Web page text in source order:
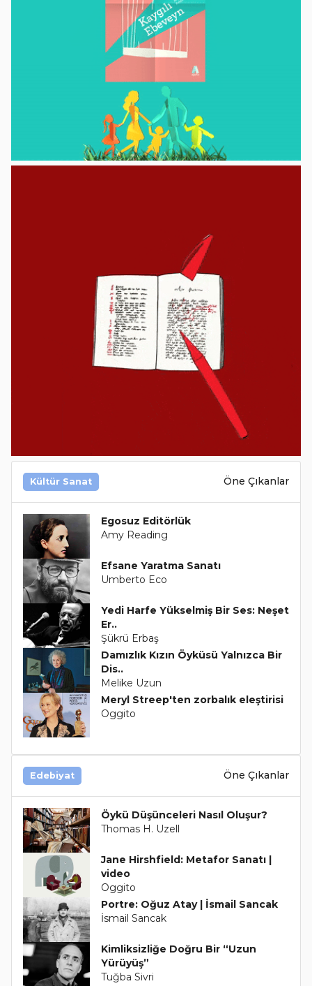
Kültür Sanat Öne Çıkanlar
Egosuz Editörlük
Amy Reading
Efsane Yaratma Sanatı
Umberto Eco
Yedi Harfe Yükselmiş Bir Ses: Neşet
Er..
Şükrü Erbaş
Damızlık Kızın Öyküsü Yalnızca Bir
Dis..
Melike Uzun
Meryl Streep'ten zorbalık eleştirisi
Oggito
Edebiyat Öne Çıkanlar
Öykü Düşünceleri Nasıl Oluşur?
Thomas H. Uzell
Jane Hirshfield: Metafor Sanatı |
video
Oggito
Portre: Oğuz Atay | İsmail Sancak
İsmail Sancak
Kimliksizliğe Doğru Bir “Uzun
Yürüyüş”
Tuğba Sivri